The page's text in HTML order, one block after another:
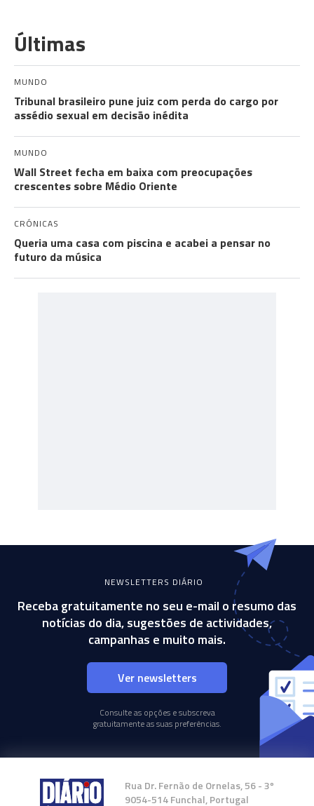
Últimas
MUNDO
Tribunal brasileiro pune juiz com perda do cargo por
assédio sexual em decisão inédita
MUNDO
Wall Street fecha em baixa com preocupações
crescentes sobre Médio Oriente
CRÓNICAS
Queria uma casa com piscina e acabei a pensar no
futuro da música
NEWSLETTERS DIÁRIO
Receba gratuitamente no seu e-mail o resumo das
notícias do dia, sugestões de actividades,
campanhas e muito mais.
Ver newsletters
Consulte as opções e subscreva
gratuitamente as suas preferências.
Rua Dr. Fernão de Ornelas, 56 - 3º
9054-514 Funchal, Portugal